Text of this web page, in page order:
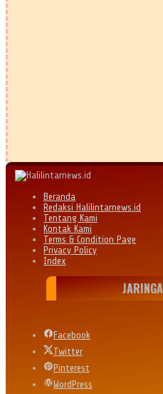
Beranda
Redaksi Halilintarnews.id
Tentang Kami
Kontak Kami
Terms & Condition Page
Privacy Policy
Index
Facebook
Twitter
Pinterest
WordPress